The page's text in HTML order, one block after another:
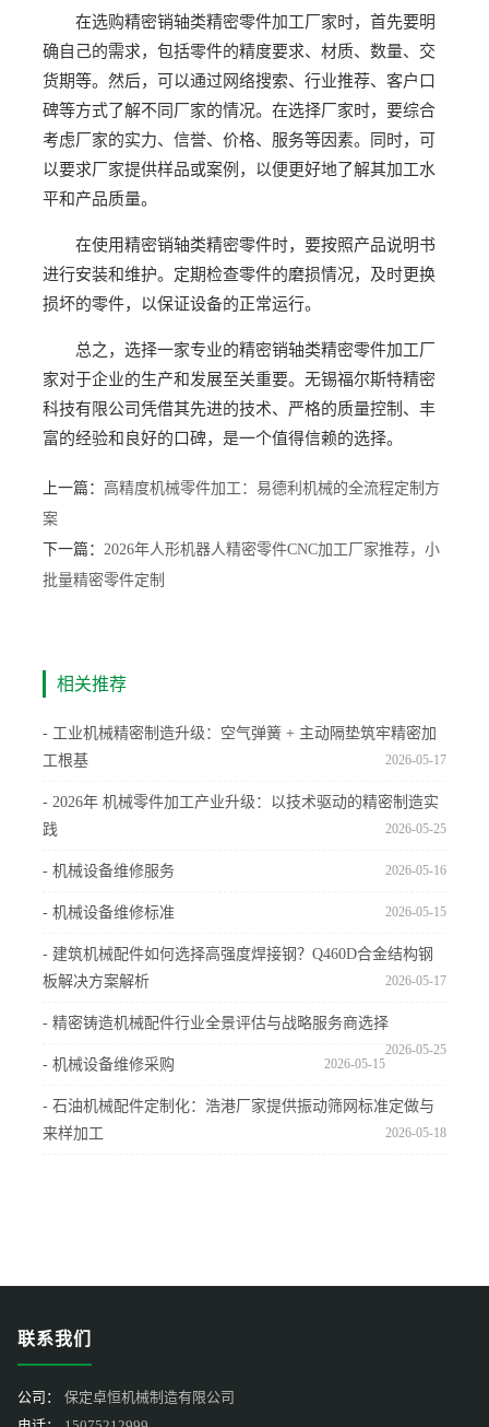
在选购精密销轴类精密零件加工厂家时，首先要明
确自己的需求，包括零件的精度要求、材质、数量、交
货期等。然后，可以通过网络搜索、行业推荐、客户口
碑等方式了解不同厂家的情况。在选择厂家时，要综合
考虑厂家的实力、信誉、价格、服务等因素。同时，可
以要求厂家提供样品或案例，以便更好地了解其加工水
平和产品质量。
在使用精密销轴类精密零件时，要按照产品说明书
进行安装和维护。定期检查零件的磨损情况，及时更换
损坏的零件，以保证设备的正常运行。
总之，选择一家专业的精密销轴类精密零件加工厂
家对于企业的生产和发展至关重要。无锡福尔斯特精密
科技有限公司凭借其先进的技术、严格的质量控制、丰
富的经验和良好的口碑，是一个值得信赖的选择。
上一篇： 高精度机械零件加工：易德利机械的全流程定制方
案
下一篇： 2026年人形机器人精密零件CNC加工厂家推荐，小
批量精密零件定制
相关推荐
- 工业机械精密制造升级：空气弹簧 + 主动隔垫筑牢精密加
工根基
2026-05-17
- 2026年 机械零件加工产业升级：以技术驱动的精密制造实
践
2026-05-25
- 机械设备维修服务 2026-05-16
- 机械设备维修标准 2026-05-15
- 建筑机械配件如何选择高强度焊接钢？Q460D合金结构钢
板解决方案解析
2026-05-17
- 精密铸造机械配件行业全景评估与战略服务商选择
2026-05-25
- 机械设备维修采购 2026-05-15
- 石油机械配件定制化：浩港厂家提供振动筛网标准定做与
来样加工
2026-05-18
联系我们
公司：
保定卓恒机械制造有限公司